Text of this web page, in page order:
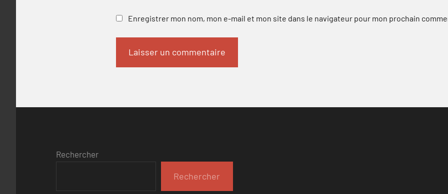
Enregistrer mon nom, mon e-mail et mon site dans le navigateur pour mon prochain
Rechercher
Rechercher